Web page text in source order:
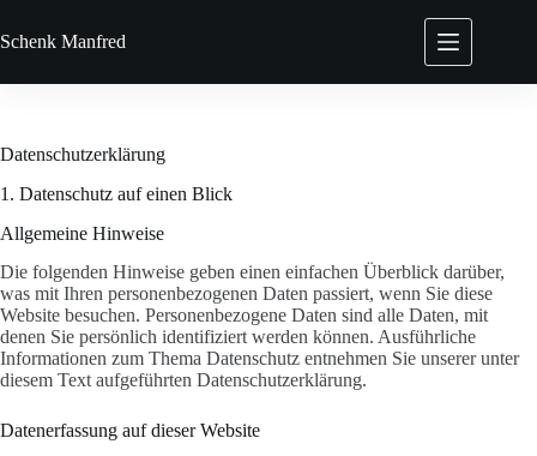
Inhalt
springen
Schenk Manfred
Datenschutzerklärung
1. Datenschutz auf einen Blick
Allgemeine Hinweise
Die folgenden Hinweise geben einen einfachen Überblick darüber,
was mit Ihren personenbezogenen Daten passiert, wenn Sie diese
Website besuchen. Personenbezogene Daten sind alle Daten, mit
denen Sie persönlich identifiziert werden können. Ausführliche
Informationen zum Thema Datenschutz entnehmen Sie unserer unter
diesem Text aufgeführten Datenschutzerklärung.
Datenerfassung auf dieser Website